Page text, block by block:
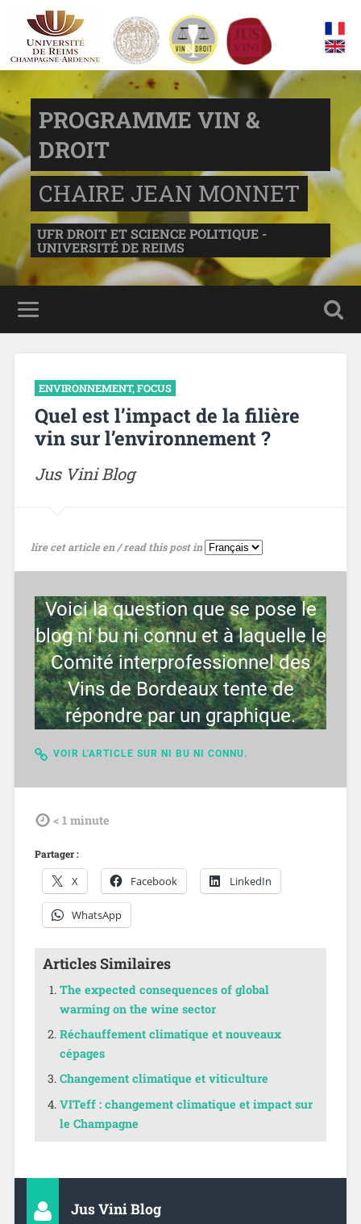
PROGRAMME VIN &
DROIT
CHAIRE JEAN MONNET
UFR DROIT ET SCIENCE POLITIQUE -
UNIVERSITÉ DE REIMS
ENVIRONNEMENT,FOCUS
Quel est l’impact de la filière
vin sur l’environnement ?
Jus Vini Blog
lire cet article en / read this post in
Voici la question que se pose le
blog ni bu ni connu et à laquelle le
Comité interprofessionnel des
Vins de Bordeaux tente de
répondre par un graphique.
VOIR L'ARTICLE SUR NI BU NI CONNU.
tdl < 1 minute
Partager :
X Facebook LinkedIn
WhatsApp
Articles Similaires
The expected consequences of global
warming on the wine sector
Réchauffement climatique et nouveaux
cépages
Changement climatique et viticulture
VITeff : changement climatique et impact sur
le Champagne
Jus Vini Blog